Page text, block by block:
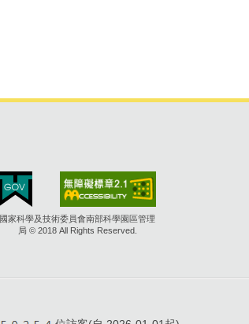
國家科學及技術委員會南部科學園區管理
局 © 2018 All Rights Reserved.